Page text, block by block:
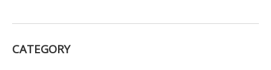
CATEGORY